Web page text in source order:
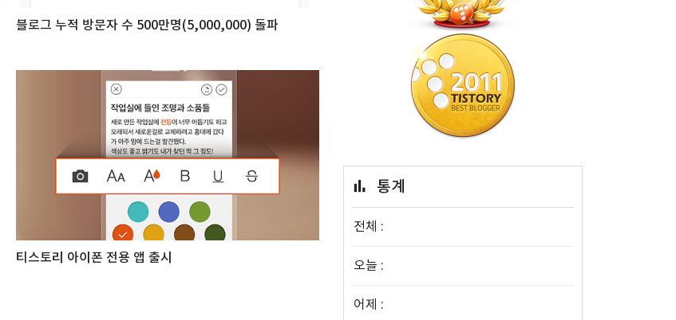
블로그 누적 방문자 수 500만명(5,000,000) 돌파
티스토리 아이폰 전용 앱 출시
통계
전체 :
오늘 :
어제 :